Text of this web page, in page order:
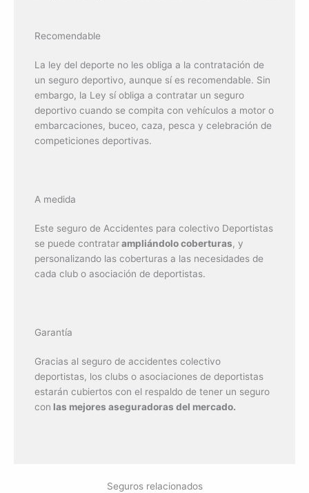
Recomendable
La ley del deporte no les obliga a la contratación de
un seguro deportivo, aunque sí es recomendable. Sin
embargo, la Ley sí obliga a contratar un seguro
deportivo cuando se compita con vehículos a motor o
embarcaciones, buceo, caza, pesca y celebración de
competiciones deportivas.
A medida
Este seguro de Accidentes para colectivo Deportistas
se puede contratarampliándolo coberturas, y
personalizando las coberturas a las necesidades de
cada club o asociación de deportistas.
Garantía
Gracias al seguro de accidentes colectivo
deportistas, los clubs o asociaciones de deportistas
estarán cubiertos con el respaldo de tener un seguro
con las mejores aseguradoras del mercado.
Seguros relacionados